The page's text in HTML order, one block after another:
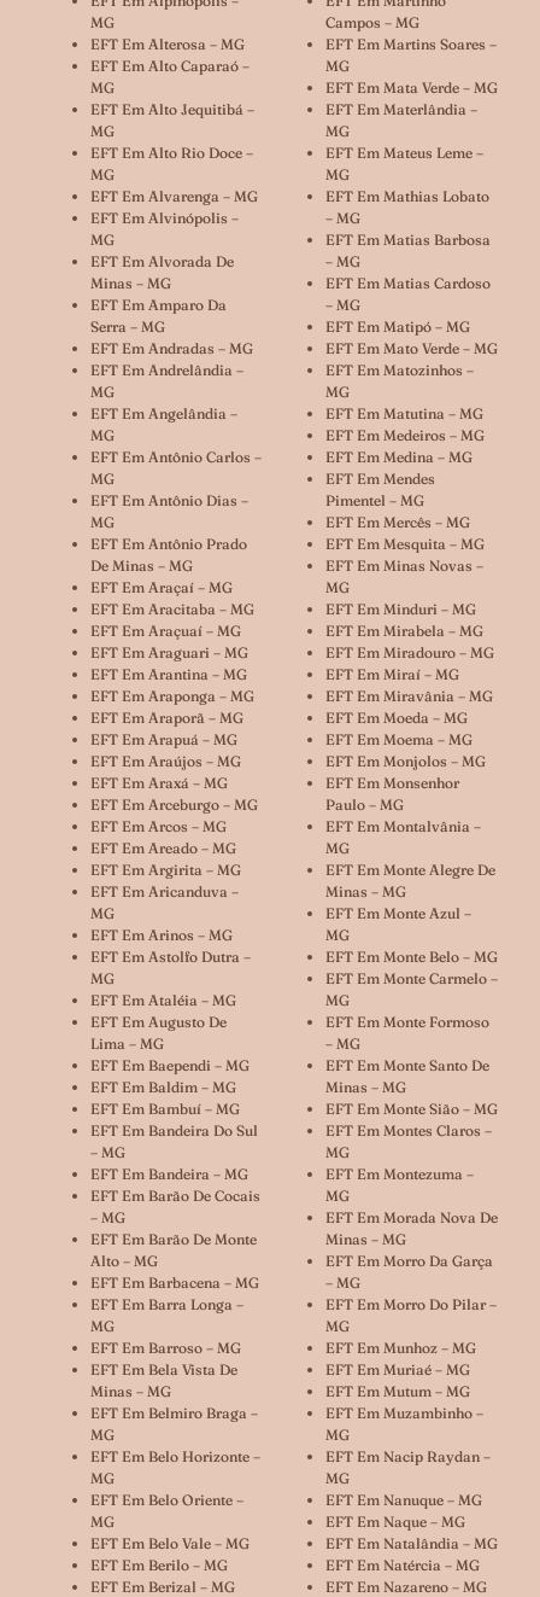
MG
EFT Em Alterosa – MG
EFT Em Alto Caparaó –
MG
EFT Em Alto Jequitibá –
MG
EFT Em Alto Rio Doce –
MG
EFT Em Alvarenga – MG
EFT Em Alvinópolis –
MG
EFT Em Alvorada De
Minas – MG
EFT Em Amparo Da
Serra – MG
EFT Em Andradas – MG
EFT Em Andrelândia –
MG
EFT Em Angelândia –
MG
EFT Em Antônio Carlos –
MG
EFT Em Antônio Dias –
MG
EFT Em Antônio Prado
De Minas – MG
EFT Em Araçaí – MG
EFT Em Aracitaba – MG
EFT Em Araçuaí – MG
EFT Em Araguari – MG
EFT Em Arantina – MG
EFT Em Araponga – MG
EFT Em Araporã – MG
EFT Em Arapuá – MG
EFT Em Araújos – MG
EFT Em Araxá – MG
EFT Em Arceburgo – MG
EFT Em Arcos – MG
EFT Em Areado – MG
EFT Em Argirita – MG
EFT Em Aricanduva –
MG
EFT Em Arinos – MG
EFT Em Astolfo Dutra –
MG
EFT Em Ataléia – MG
EFT Em Augusto De
Lima – MG
EFT Em Baependi – MG
EFT Em Baldim – MG
EFT Em Bambuí – MG
EFT Em Bandeira Do Sul
– MG
EFT Em Bandeira – MG
EFT Em Barão De Cocais
– MG
EFT Em Barão De Monte
Alto – MG
EFT Em Barbacena – MG
EFT Em Barra Longa –
MG
EFT Em Barroso – MG
EFT Em Bela Vista De
Minas – MG
EFT Em Belmiro Braga –
MG
EFT Em Belo Horizonte –
MG
EFT Em Belo Oriente –
MG
EFT Em Belo Vale – MG
EFT Em Berilo – MG
EFT Em Berizal – MG
Campos – MG
EFT Em Martins Soares –
MG
EFT Em Mata Verde – MG
EFT Em Materlândia –
MG
EFT Em Mateus Leme –
MG
EFT Em Mathias Lobato
– MG
EFT Em Matias Barbosa
– MG
EFT Em Matias Cardoso
– MG
EFT Em Matipó – MG
EFT Em Mato Verde – MG
EFT Em Matozinhos –
MG
EFT Em Matutina – MG
EFT Em Medeiros – MG
EFT Em Medina – MG
EFT Em Mendes
Pimentel – MG
EFT Em Mercês – MG
EFT Em Mesquita – MG
EFT Em Minas Novas –
MG
EFT Em Minduri – MG
EFT Em Mirabela – MG
EFT Em Miradouro – MG
EFT Em Miraí – MG
EFT Em Miravânia – MG
EFT Em Moeda – MG
EFT Em Moema – MG
EFT Em Monjolos – MG
EFT Em Monsenhor
Paulo – MG
EFT Em Montalvânia –
MG
EFT Em Monte Alegre De
Minas – MG
EFT Em Monte Azul –
MG
EFT Em Monte Belo – MG
EFT Em Monte Carmelo –
MG
EFT Em Monte Formoso
– MG
EFT Em Monte Santo De
Minas – MG
EFT Em Monte Sião – MG
EFT Em Montes Claros –
MG
EFT Em Montezuma –
MG
EFT Em Morada Nova De
Minas – MG
EFT Em Morro Da Garça
– MG
EFT Em Morro Do Pilar –
MG
EFT Em Munhoz – MG
EFT Em Muriaé – MG
EFT Em Mutum – MG
EFT Em Muzambinho –
MG
EFT Em Nacip Raydan –
MG
EFT Em Nanuque – MG
EFT Em Naque – MG
EFT Em Natalândia – MG
EFT Em Natércia – MG
EFT Em Nazareno – MG